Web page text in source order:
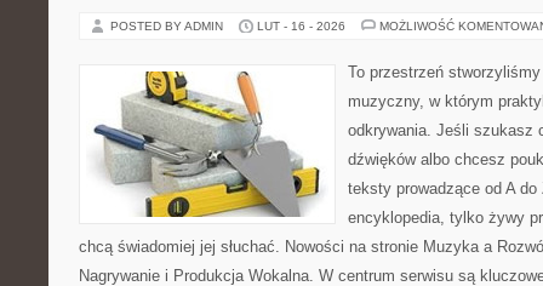
POSTED BY ADMIN LUT - 16 - 2026 MOŻLIWOŚĆ
To przestrzeń
muzyczny, w którym
odkrywania. Jeśli szukasz
dźwięków albo chcesz
teksty prowadzące od A
encyklopedia, tylko żywy
chcą świadomiej jej słuchać. Nowości na stronie Muzyka a
Nagrywanie i Produkcja Wokalna. W centrum serwisu są